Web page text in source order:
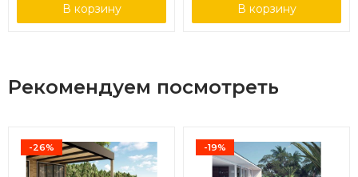
В корзину В корзину
Рекомендуем посмотреть
-26% -19%